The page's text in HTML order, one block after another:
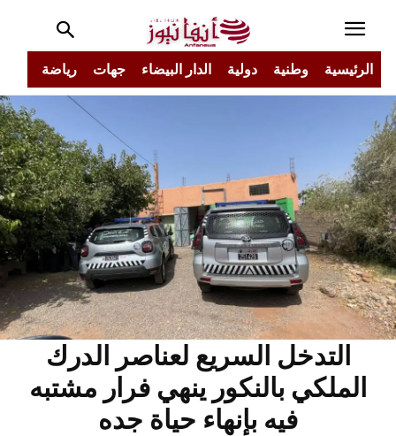
الرئيسية وطنية دولية الدار البيضاء جهات رياضة
التدخل السريع لعناصر الدرك
الملكي بالنكور ينهي فرار مشتبه
فيه بإنهاء حياة جده